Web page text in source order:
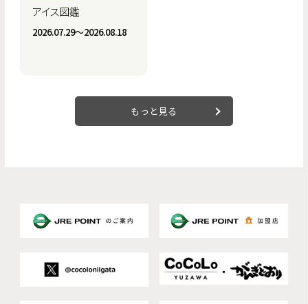
アイス図鑑
2026.07.29〜2026.08.18
もっと見る